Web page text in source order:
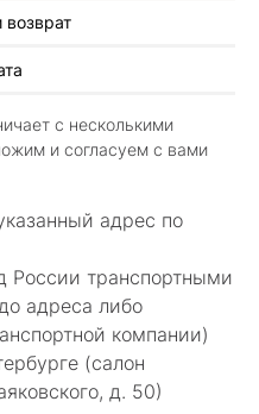
возврат
с несколькими
и согласуем с вами
адрес по
России транспортными
адреса либо
компании)
(салон
д. 50)
не похожие
очень
своем деле помогли
Конюшенной
этот